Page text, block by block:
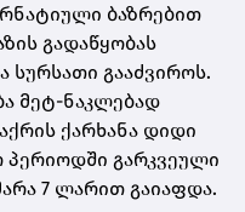
ბაზრებით
გადაწყობას
სურსათი გააძვიროს.
მეტ-ნაკლებად
ქარხანა დიდი
გარკვეული
7 ლარით გაიაფდა.